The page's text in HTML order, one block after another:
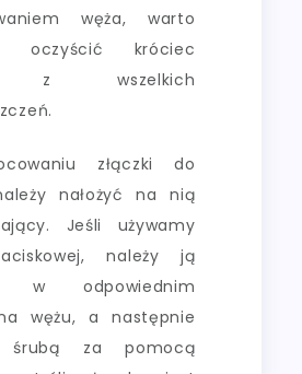
węża, warto
oczyścić króciec
z wszelkich
złączki do
nałożyć na nią
Jeśli używamy
należy ją
w odpowiednim
wężu, a następnie
śrubą za pomocą